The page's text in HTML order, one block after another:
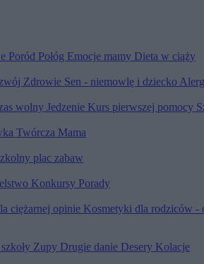
Poród Połóg Emocje mamy Dieta w ciąży
Zdrowie Sen - niemowlę i dziecko
wolny Jedzenie Kurs pierwszej pomocy
Twórcza Mama
plac zabaw
Konkursy Porady
ciężarnej opinie Kosmetyki dla rodziców -
Zupy Drugie danie Desery Kolacje